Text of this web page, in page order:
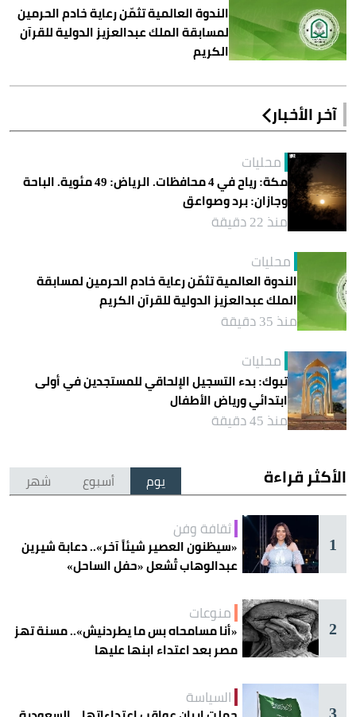
الندوة العالمية تثمّن رعاية خادم الحرمين
لمسابقة الملك عبدالعزيز الدولية للقرآن
الكريم
آخر الأخبار
محليات
مكة: رياح في 4 محافظات. الرياض: 49 مئوية. الباحة
وجازان: برد وصواعق
منذ 22 دقيقة
محليات
الندوة العالمية تثمّن رعاية خادم الحرمين لمسابقة
الملك عبدالعزيز الدولية للقرآن الكريم
منذ 35 دقيقة
محليات
تبوك: بدء التسجيل الإلحاقي للمستجدين في أولى
ابتدائي ورياض الأطفال
منذ 45 دقيقة
الأكثر قراءة يوم أسبوع شهر
1
ثقافة وفن
«سيظنون العصير شيئاً آخر».. دعابة شيرين
عبدالوهاب تُشعل «حفل الساحل»
2
منوعات
«أنا مسامحاه بس ما يطردنيش».. مسنة تهز
مصر بعد اعتداء ابنها عليها
السياسة